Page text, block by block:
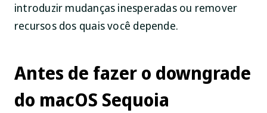
introduzir mudanças inesperadas ou remover
recursos dos quais você depende.
Antes de fazer o downgrade
do macOS Sequoia